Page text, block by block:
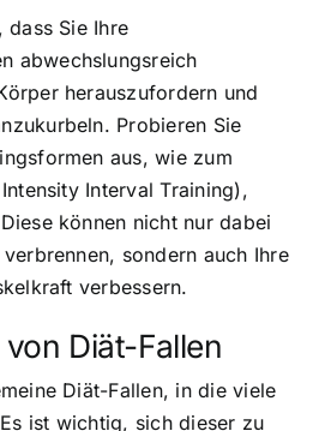
dass Sie Ihre
abwechslungsreich
herauszufordern und
Probieren Sie
aus, wie zum
Interval Training),
können nicht nur dabei
sondern auch Ihre
verbessern.
Diät-Fallen
Diät-Fallen, in die viele
ist wichtig, sich dieser zu